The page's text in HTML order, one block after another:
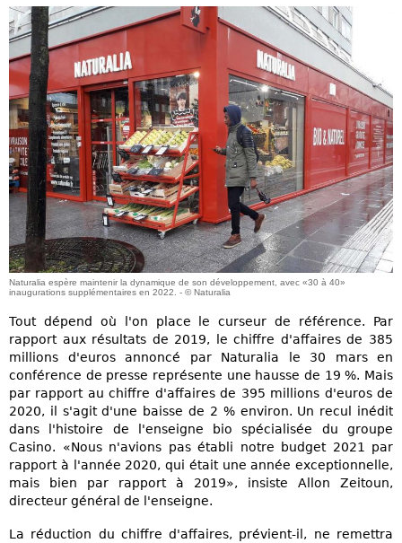
Naturalia espère maintenir la dynamique de son développement, avec «30 à 40»
inaugurations supplémentaires en 2022. - © Naturalia
Tout dépend où l'on place le curseur de référence. Par
rapport aux résultats de 2019, le chiffre d'affaires de 385
millions d'euros annoncé par Naturalia le 30 mars en
conférence de presse représente une hausse de 19 %. Mais
par rapport au chiffre d'affaires de 395 millions d'euros de
2020, il s'agit d'une baisse de 2 % environ. Un recul inédit
dans l'histoire de l'enseigne bio spécialisée du groupe
Casino. «Nous n'avions pas établi notre budget 2021 par
rapport à l'année 2020, qui était une année exceptionnelle,
mais bien par rapport à 2019», insiste Allon Zeitoun,
directeur général de l'enseigne.
La réduction du chiffre d'affaires, prévient-il, ne remettra